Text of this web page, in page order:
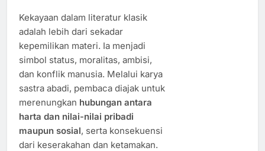
Kekayaan dalam literatur klasik
adalah lebih dari sekadar
kepemilikan materi. Ia menjadi
simbol status, moralitas, ambisi,
dan konflik manusia. Melalui karya
sastra abadi, pembaca diajak untuk
merenungkan hubungan antara
harta dan nilai-nilai pribadi
maupun sosial, serta konsekuensi
dari keserakahan dan ketamakan.